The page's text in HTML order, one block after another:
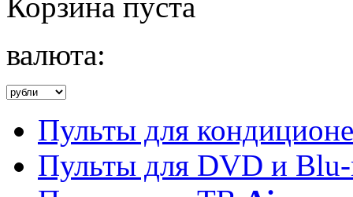
валюта:
Пульты для
Пульты для DVD и